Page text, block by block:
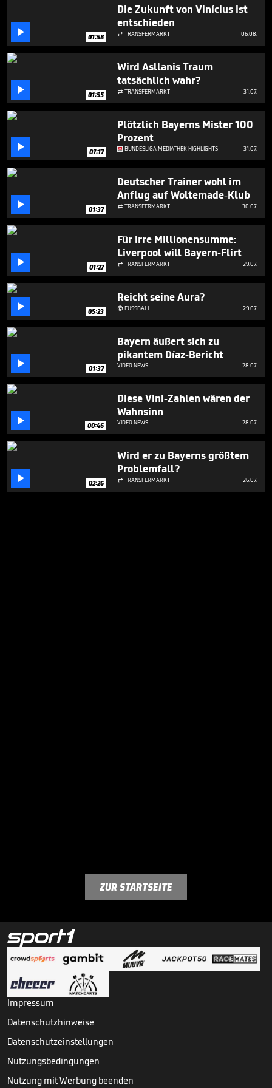
 01:58
Die Zukunft von Vinícius ist
entschieden
 TRANSFERMARKT 06.08.
 01:55
Wird Asllanis Traum
tatsächlich wahr?
 TRANSFERMARKT 31.07.
 07:17
Plötzlich Bayerns Mister 100
Prozent
BUNDESLIGA MEDIATHEK HIGHLIGHTS 31.07.
 01:37
Deutscher Trainer wohl im
Anflug auf Woltemade-Klub
 TRANSFERMARKT 30.07.
 01:27
Für irre Millionensumme:
Liverpool will Bayern-Flirt
 TRANSFERMARKT 29.07.
 05:23
Reicht seine Aura?
FUSSBALL 29.07.
 01:37
Bayern äußert sich zu
pikantem Díaz-Bericht
VIDEO NEWS 28.07.
 00:46
Diese Vini-Zahlen wären der
Wahnsinn
VIDEO NEWS 28.07.
 02:26
Wird er zu Bayerns größtem
Problemfall?
 TRANSFERMARKT 26.07.
ZUR STARTSEITE
Impressum
Datenschutzhinweise
Datenschutzeinstellungen
Nutzungsbedingungen
Nutzung mit Werbung beenden